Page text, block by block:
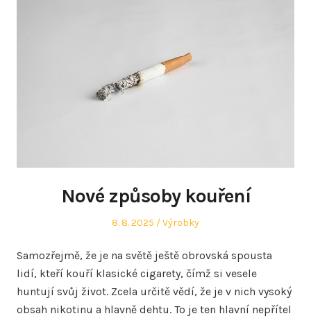
Nové způsoby kouření
Posted
8. 8. 2025
Posted
Výrobky
Samozřejmě, že je na světě ještě obrovská spousta
lidí, kteří kouří klasické cigarety, čímž si vesele
huntují svůj život. Zcela určitě vědí, že je v nich vysoký
obsah nikotinu a hlavně dehtu. To je ten hlavní nepřítel